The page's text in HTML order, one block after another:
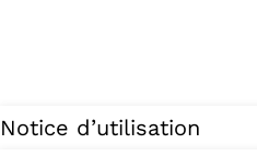
Notice d’utilisation